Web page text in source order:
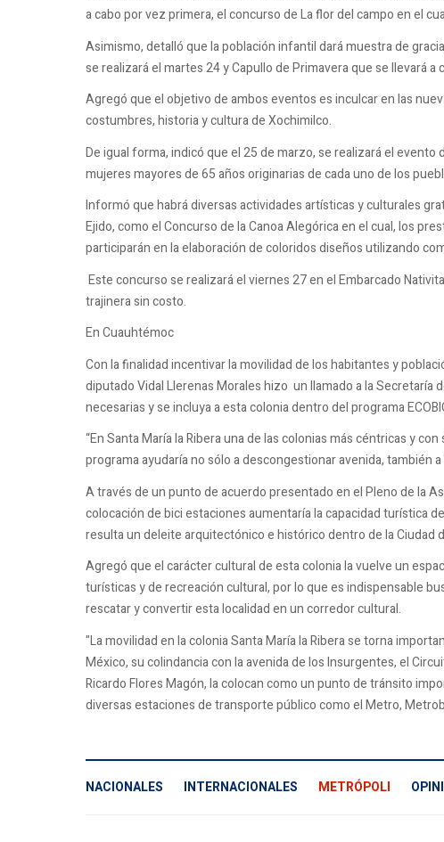
a cabo por vez primera, el concurso de La flor del campo en el
Asimismo, detalló que la población infantil dará muestra de
se realizará el martes 24 y Capullo de Primavera que se llevará a
Agregó que el objetivo de ambos eventos es inculcar en las
costumbres, historia y cultura de Xochimilco.
De igual forma, indicó que el 25 de marzo, se realizará el evento
mujeres mayores de 65 años originarias de cada uno de los
Informó que habrá diversas actividades artísticas y culturales
Ejido, como el Concurso de la Canoa Alegórica en el cual, los
participarán en la elaboración de coloridos diseños utilizando
Este concurso se realizará el viernes 27 en el Embarcado
trajinera sin costo.
En Cuauhtémoc
Con la finalidad incentivar la movilidad de los habitantes y
diputado Vidal Llerenas Morales hizo un llamado a la Secretaría
necesarias y se incluya a esta colonia dentro del programa
“En Santa María la Ribera una de las colonias más céntricas y
programa ayudaría no sólo a descongestionar avenida, también
A través de un punto de acuerdo presentado en el Pleno de la
colocación de bici estaciones aumentaría la capacidad turística
resulta un deleite arquitectónico e histórico dentro de la Ciudad
Agregó que el carácter cultural de esta colonia la vuelve un
turísticas y de recreación cultural, por lo que es indispensable
rescatar y convertir esta localidad en un corredor cultural.
"La movilidad en la colonia Santa María la Ribera se torna
México, su colindancia con la avenida de los Insurgentes, el
Ricardo Flores Magón, la colocan como un punto de tránsito
diversas estaciones de transporte público como el Metro,
NACIONALES INTERNACIONALES METRÓPOLI